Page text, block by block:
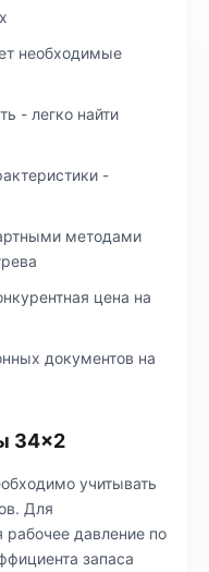
необходимые
- легко найти
-
методами
цена на
документов на
34×2
учитывать
Для
рабочее давление по
запаса